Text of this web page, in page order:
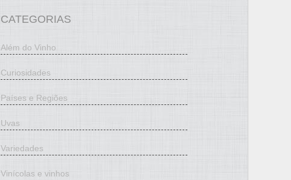
CATEGORIAS
Além do Vinho
Curiosidades
Países e Regiões
Uvas
Variedades
Vinícolas e vinhos